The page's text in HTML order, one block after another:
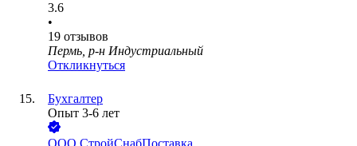
3.6
•
19 отзывов
Пермь, р-н Индустриальный
Откликнуться
Бухгалтер
Опыт 3-6 лет